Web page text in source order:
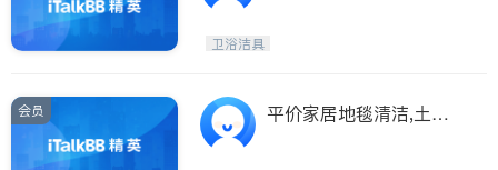
卫浴洁具
会员
平价家居地毯清洁,土库